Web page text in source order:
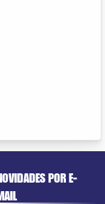
POR E-